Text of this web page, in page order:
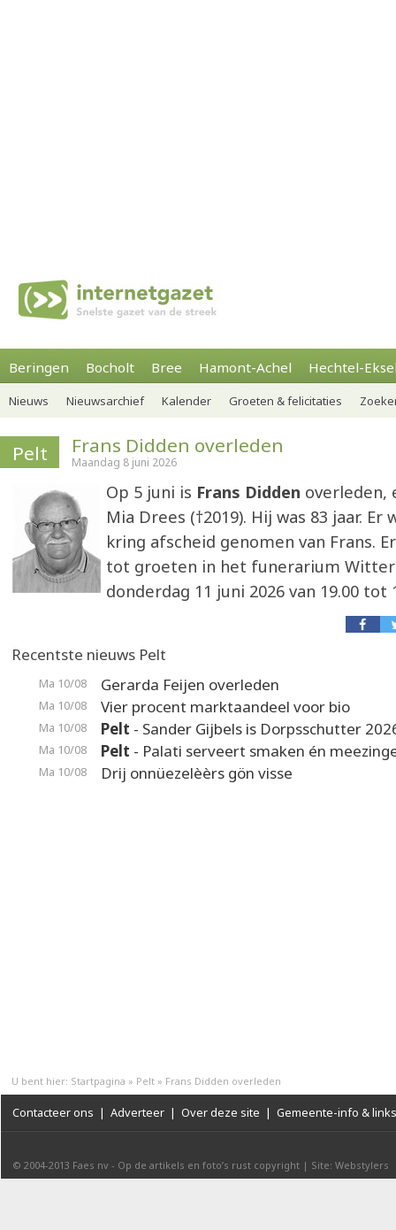
Beringen Bocholt Bree Hamont-Achel Hechtel-
Nieuws Nieuwsarchief Kalender Groeten & felicitaties
Pelt Frans Didden overleden
Maandag 8 juni 2026
Op 5 juni is Frans Didden overleden,
Mia Drees (†2019). Hij was 83 jaar.
kring afscheid genomen van Frans.
tot groeten in het funerarium
donderdag 11 juni 2026 van 19.00 tot
Recentste nieuws Pelt
Ma 10/08 Gerarda Feijen overleden
Ma 10/08 Vier procent marktaandeel voor bio
Ma 10/08 Pelt - Sander Gijbels is Dorpsschutter
Ma 10/08 Pelt - Palati serveert smaken én
Ma 10/08 Drij onnüezelèèrs gön visse
U bent hier: Startpagina » Pelt » Frans Didden overleden
Contacteer ons | Adverteer | Over deze site | Gemeente-info & links
© 2004-2013 Faes nv - Op de artikels en foto’s rust copyright | Site: Webstylers